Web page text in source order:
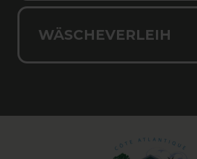
WÄSCHEVERLEIH